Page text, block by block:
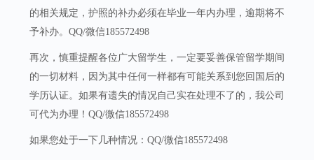
的相关规定，护照的补办必须在毕业一年内办理，逾期将不
予补办。QQ/微信185572498
再次，慎重提醒各位广大留学生，一定要妥善保管留学期间
的一切材料，因为其中任何一样都有可能关系到您回国后的
学历认证。如果有遗失的情况自己实在处理不了的，我公司
可代为办理！QQ/微信185572498
如果您处于一下几种情况：QQ/微信185572498